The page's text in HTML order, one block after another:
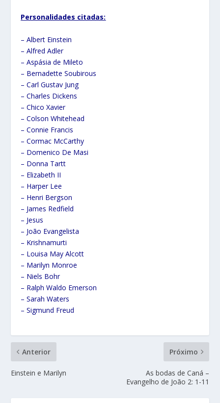
Personalidades citadas:
– ⁠Albert Einstein
– ⁠Alfred Adler
– Aspásia de Mileto
– ⁠Bernadette Soubirous
– ⁠Carl Gustav Jung
– Charles Dickens
– Chico Xavier
– Colson Whitehead
– ⁠Connie Francis
– ⁠Cormac McCarthy
– ⁠Domenico De Masi
– Donna Tartt
– ⁠Elizabeth II
– ⁠Harper Lee
– Henri Bergson
– James Redfield
– Jesus
– ⁠João Evangelista
– Krishnamurti
– Louisa May Alcott
– ⁠Marilyn Monroe
– ⁠Niels Bohr
– Ralph Waldo Emerson
– Sarah Waters
– Sigmund Freud
Anterior
Einstein e Marilyn
Próximo
As bodas de Caná –
Evangelho de João 2: 1-11